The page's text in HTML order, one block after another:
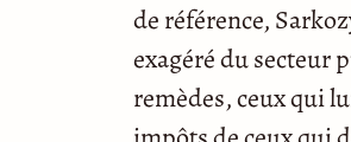
de référence,
exagéré du secteur
remèdes, ceux qui